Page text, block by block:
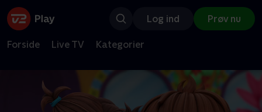
Log ind Prøv nu
Forside Live TV Kategorier